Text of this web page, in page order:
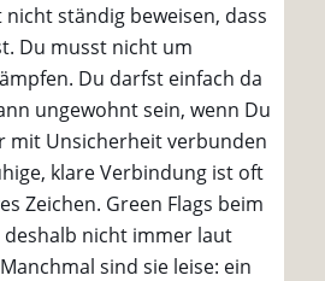
ständig beweisen, dass
Du musst nicht um
Du darfst einfach da
ungewohnt sein, wenn Du
mit Unsicherheit verbunden
klare Verbindung ist oft
Zeichen. Green Flags beim
deshalb nicht immer laut
sind sie leise: ein